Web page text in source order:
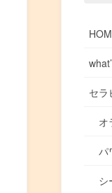
セラ
オ
パ
シ